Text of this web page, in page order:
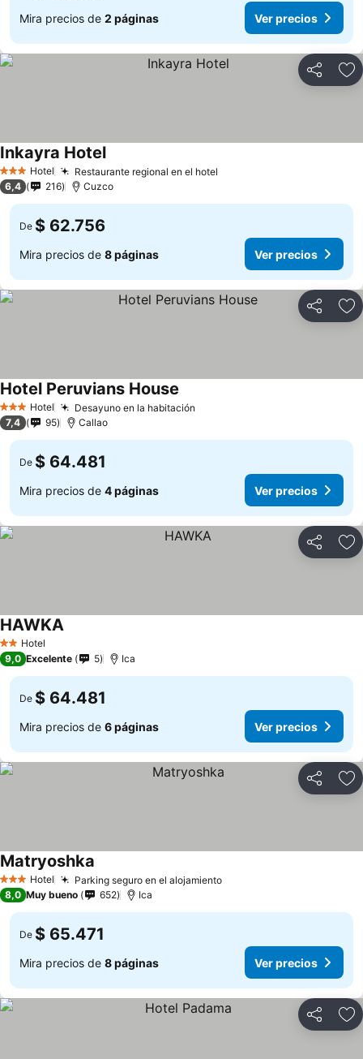
Mira precios de 2 páginas Ver precios
Compartir
3 Estrellas
Hotel Restaurante regional en el hotel
Inkayra Hotel
6,4 216 Cuzco
De $ 62.756
Mira precios de 8 páginas Ver precios
Compartir
3 Estrellas
Hotel Desayuno en la habitación
Hotel Peruvians House
7,4 95 Callao
De $ 64.481
Mira precios de 4 páginas Ver precios
Compartir
2 Estrellas
Hotel
HAWKA
9,0 Excelente 5 Ica
De $ 64.481
Mira precios de 6 páginas Ver precios
Compartir
3 Estrellas
Hotel Parking seguro en el alojamiento
Matryoshka
8,0 Muy bueno 652 Ica
De $ 65.471
Mira precios de 8 páginas Ver precios
Compartir